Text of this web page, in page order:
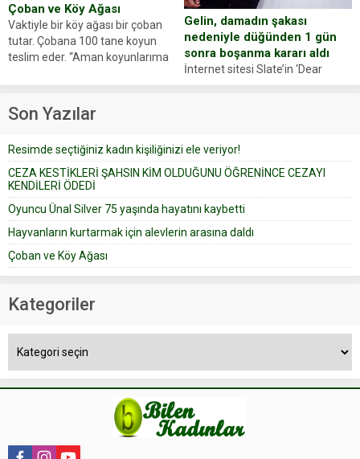
Çoban ve Köy Ağası
Vaktiyle bir köy ağası bir çoban
tutar. Çobana 100 tane koyun
teslim eder. “Aman koyunlarıma
Çoban koyunları alır gider. Aylar...
Gelin, damadın şakası
nedeniyle düğünden 1 gün
sonra boşanma kararı aldı
İnternet sitesi Slate’in ‘Dear
Prudence’ isimli tavsiye köşesine
yapıştırdığı için düğünden...
Son Yazılar
Resimde seçtiğiniz kadın kişiliğinizi ele veriyor!
CEZA KESTİKLERİ ŞAHSIN KİM OLDUĞUNU ÖĞRENİNCE CEZAYI
KENDİLERİ ÖDEDİ
Oyuncu Ünal Silver 75 yaşında hayatını kaybetti
Hayvanların kurtarmak için alevlerin arasına daldı
Çoban ve Köy Ağası
Kategoriler